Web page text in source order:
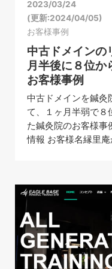
2023/03/24
(更新:2024/04/05)
お客様事例
中古ドメインの
月半後に８位か
お客様事例
中古ドメインを鍼灸
て、１ヶ月半弱で８
た鍼灸院のお客様事
情報 お客様名縁里